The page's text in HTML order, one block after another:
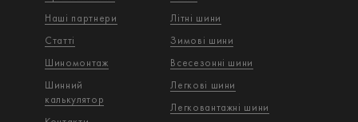
Наші партнери
Статті
Шиномонтаж
Шинний
калькулятор
Літні шини
Зимові шини
Всесезонні шини
Легкові шини
Легковантажнi шини